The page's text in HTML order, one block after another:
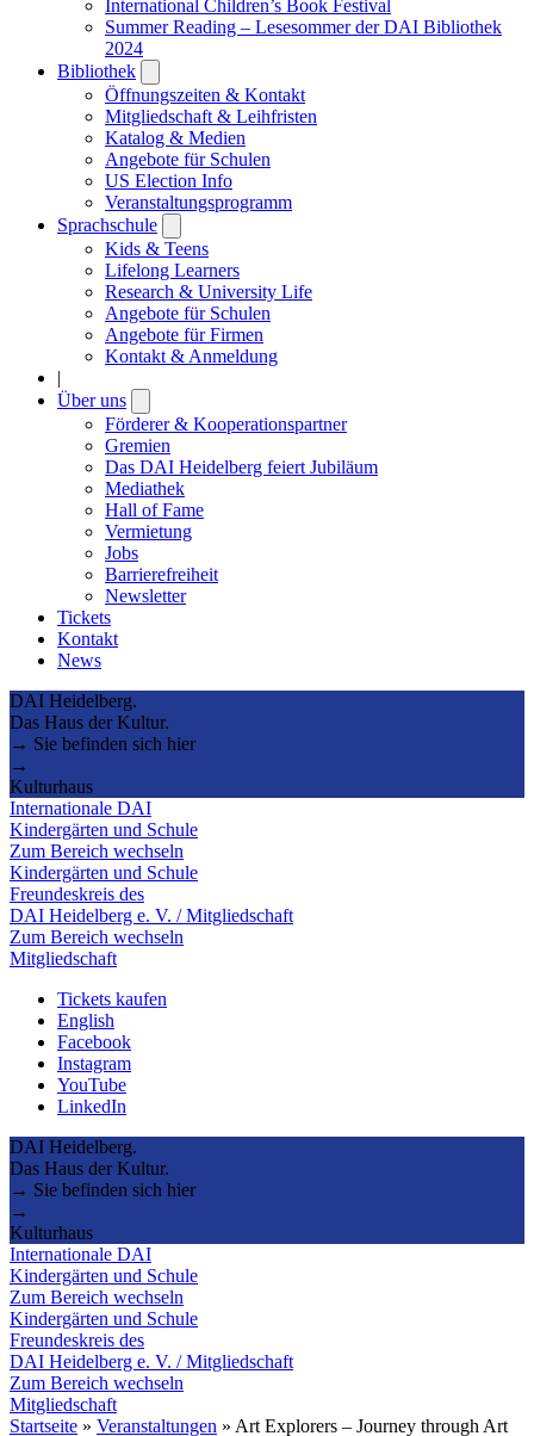
International Children’s Book Festival
Summer Reading – Lesesommer der DAI Bibliothek
2024
Bibliothek
submenu
Öffnungszeiten & Kontakt
Mitgliedschaft & Leihfristen
Katalog & Medien
Angebote für Schulen
US Election Info
Veranstaltungsprogramm
Sprachschule
submenu
Kids & Teens
Lifelong Learners
Research & University Life
Angebote für Schulen
Angebote für Firmen
Kontakt & Anmeldung
|
Über uns
submenu
Förderer & Kooperationspartner
Gremien
Das DAI Heidelberg feiert Jubiläum
Mediathek
Hall of Fame
Vermietung
Jobs
Barrierefreiheit
Newsletter
Tickets
Kontakt
News
DAI Heidelberg.
Das Haus der Kultur.
→ Sie befinden sich hier
→
Kulturhaus
Internationale DAI
Kindergärten und Schule
Zum Bereich wechseln
Kindergärten und Schule
Freundeskreis des
DAI Heidelberg e. V. / Mitgliedschaft
Zum Bereich wechseln
Mitgliedschaft
Tickets kaufen
English
Facebook
Instagram
YouTube
LinkedIn
DAI Heidelberg.
Das Haus der Kultur.
→ Sie befinden sich hier
→
Kulturhaus
Internationale DAI
Kindergärten und Schule
Zum Bereich wechseln
Kindergärten und Schule
Freundeskreis des
DAI Heidelberg e. V. / Mitgliedschaft
Zum Bereich wechseln
Mitgliedschaft
Startseite » Veranstaltungen » Art Explorers – Journey through Art